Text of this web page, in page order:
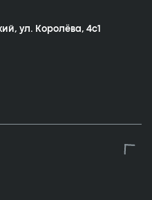
ул. Королёва, 4с1